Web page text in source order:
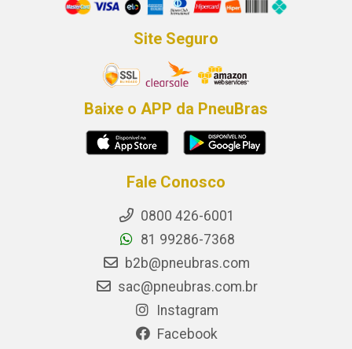
Site Seguro
Baixe o APP da PneuBras
Fale Conosco
0800 426-6001
81 99286-7368
b2b@pneubras.com
sac@pneubras.com.br
Instagram
Facebook